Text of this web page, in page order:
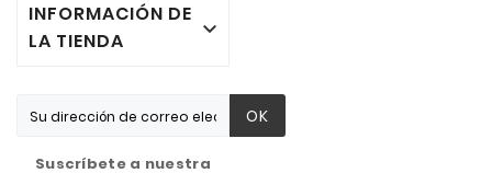
INFORMACIÓN DE
LA TIENDA

OK
Suscríbete a nuestra